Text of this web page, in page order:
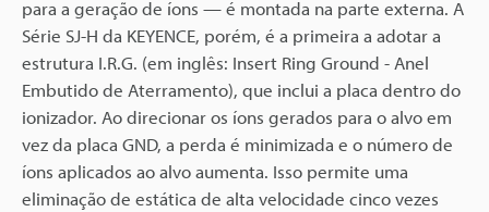
para a geração de íons — é montada na parte externa. A
Série SJ-H da KEYENCE, porém, é a primeira a adotar a
estrutura I.R.G. (em inglês: Insert Ring Ground - Anel
Embutido de Aterramento), que inclui a placa dentro do
ionizador. Ao direcionar os íons gerados para o alvo em
vez da placa GND, a perda é minimizada e o número de
íons aplicados ao alvo aumenta. Isso permite uma
eliminação de estática de alta velocidade cinco vezes